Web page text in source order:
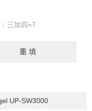
三加四=7
UP-SW3000